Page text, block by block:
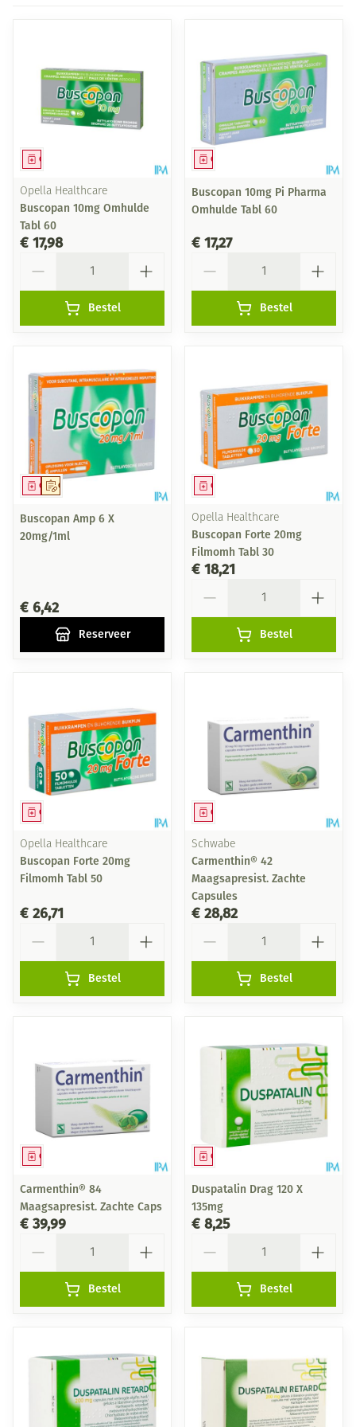
Geneesmiddel
Opella Healthcare
Buscopan 10mg Omhulde
Tabl 60
€ 17,98
Bestel
Geneesmiddel
Buscopan 10mg Pi Pharma
Omhulde Tabl 60
€ 17,27
Bestel
Op voorschrift
Geneesmiddel
Buscopan Amp 6 X
20mg/1ml
€ 6,42
Reserveer
Geneesmiddel
Opella Healthcare
Buscopan Forte 20mg
Filmomh Tabl 30
€ 18,21
Bestel
Geneesmiddel
Opella Healthcare
Buscopan Forte 20mg
Filmomh Tabl 50
€ 26,71
Bestel
Geneesmiddel
Schwabe
Carmenthin® 42
Maagsapresist. Zachte
Capsules
€ 28,82
Bestel
Geneesmiddel
Carmenthin® 84
Maagsapresist. Zachte Caps
€ 39,99
Bestel
Geneesmiddel
Duspatalin Drag 120 X
135mg
€ 8,25
Bestel